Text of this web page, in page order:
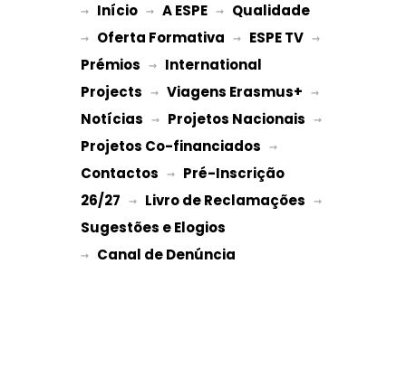
→ Início → A ESPE → Qualidade
→ Oferta Formativa → ESPE TV
Prémios → International
Projects → Viagens Erasmus+
Notícias → Projetos Nacionais
Projetos Co-financiados
Contactos → Pré-Inscrição
26/27 → Livro de Reclamações
Sugestões e Elogios
→